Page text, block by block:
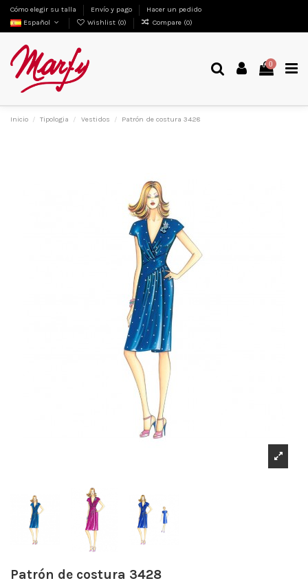
Cómo elegir su talla Envío y pago
Hacer un pedido
Español
Wishlist (0) Compare (0)
0
Inicio Tipologia Vestidos Patrón de costura 3428
Patrón de costura 3428